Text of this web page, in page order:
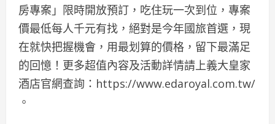
房專案」限時開放預訂，吃住玩一次到位，專案
價最低每人千元有找，絕對是今年國旅首選，現
在就快把握機會，用最划算的價格，留下最滿足
的回憶！更多超值內容及活動詳情請上義大皇家
酒店官網查詢：https://www.edaroyal.com.tw/
。